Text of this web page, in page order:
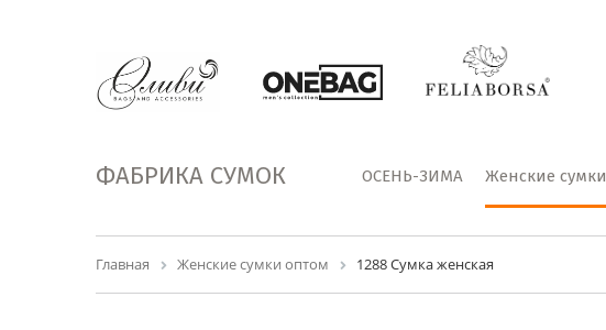
ФАБРИКА СУМОК ОСЕНЬ-ЗИМА Женские сумки
Главная Женские сумки оптом 1288 Сумка женская